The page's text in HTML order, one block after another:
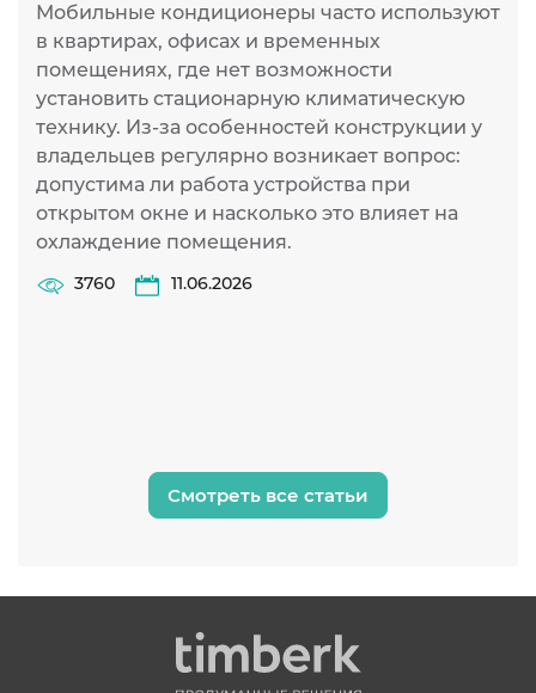
Мобильные кондиционеры часто используют
в квартирах, офисах и временных
помещениях, где нет возможности
установить стационарную климатическую
технику. Из-за особенностей конструкции у
владельцев регулярно возникает вопрос:
допустима ли работа устройства при
открытом окне и насколько это влияет на
охлаждение помещения.
3760 11.06.2026
Смотреть все статьи